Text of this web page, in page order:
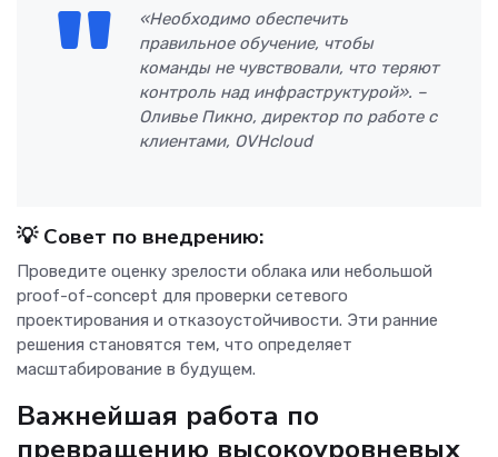
«Необходимо обеспечить
правильное обучение, чтобы
команды не чувствовали, что теряют
контроль над инфраструктурой». –
Оливье Пикно, директор по работе с
клиентами, OVHcloud
💡Совет по внедрению:
Проведите оценку зрелости облака или небольшой
proof-of-concept для проверки сетевого
проектирования и отказоустойчивости. Эти ранние
решения становятся тем, что определяет
масштабирование в будущем.
Важнейшая работа по